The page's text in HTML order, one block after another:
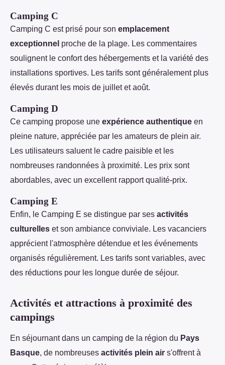
Camping C
Camping C est prisé pour son emplacement
exceptionnel proche de la plage. Les commentaires
soulignent le confort des hébergements et la variété des
installations sportives. Les tarifs sont généralement plus
élevés durant les mois de juillet et août.
Camping D
Ce camping propose une expérience authentique en
pleine nature, appréciée par les amateurs de plein air.
Les utilisateurs saluent le cadre paisible et les
nombreuses randonnées à proximité. Les prix sont
abordables, avec un excellent rapport qualité-prix.
Camping E
Enfin, le Camping E se distingue par ses activités
culturelles et son ambiance conviviale. Les vacanciers
apprécient l'atmosphère détendue et les événements
organisés régulièrement. Les tarifs sont variables, avec
des réductions pour les longue durée de séjour.
Activités et attractions à proximité des
campings
En séjournant dans un camping de la région du Pays
Basque, de nombreuses activités plein air s'offrent à